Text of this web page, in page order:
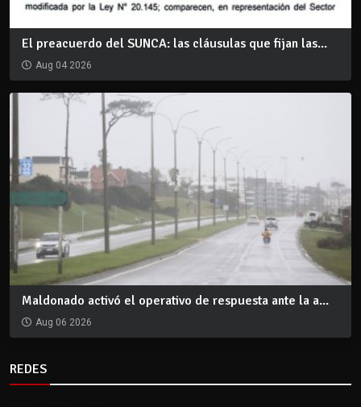
El preacuerdo del SUNCA: las cláusulas que fijan las...
Aug 04 2026
Maldonado activó el operativo de respuesta ante la a...
Aug 06 2026
REDES